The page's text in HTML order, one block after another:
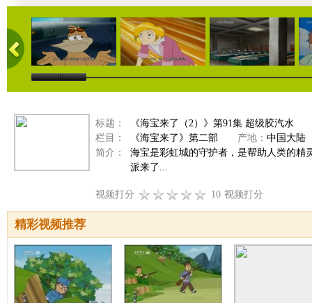
11:53 09:31 08:36
标题：
《海宝来了（2）》第91集 超级胶汽水
栏目：
《海宝来了》第二部 产地： 中国大陆
简介：
海宝是彩虹城的守护者，是帮助人类的精
派来了...
视频打分 10 视频打分
精彩视频推荐